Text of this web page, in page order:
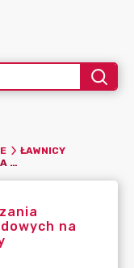
ŁAWNICY
INFORMACJA DOTYCZĄCA ZGŁASZANIA KANDYDATÓW NA ŁAWNIKÓW SĄDOWYCH NA KADENCJĘ 2020-2023, WYBORY UZUPEŁNIAJĄCE
na